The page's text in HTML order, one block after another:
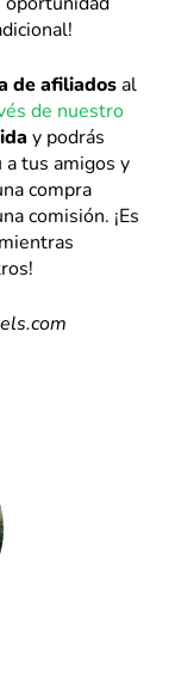
oportunidad
de afiliados al
de nuestro
y podrás
a tus amigos y
compra
comisión. ¡Es